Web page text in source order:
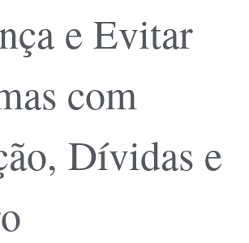
e Evitar
com
Dívidas e